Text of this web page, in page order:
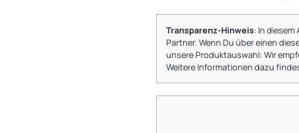
Transparenz-Hinweis: In
Partner. Wenn Du über einen
unsere Produktauswahl: Wir
Weitere Informationen dazu